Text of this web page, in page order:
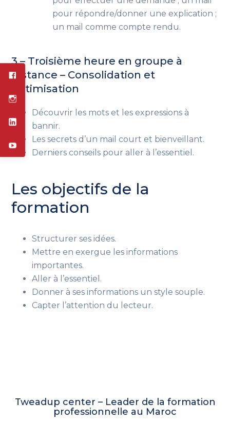
pour répondre/donner une explication ;
un mail comme compte rendu.
3 – Troisième heure en groupe à
distance – Consolidation et
optimisation
Découvrir les mots et les expressions à
bannir.
Les secrets d’un mail court et bienveillant.
Derniers conseils pour aller à l’essentiel.
Les objectifs de la
formation
Structurer ses idées.
Mettre en exergue les informations
importantes.
Aller à l’essentiel.
Donner à ses informations un style souple.
Capter l’attention du lecteur.
Tweadup center – Leader de la formation
professionnelle au Maroc